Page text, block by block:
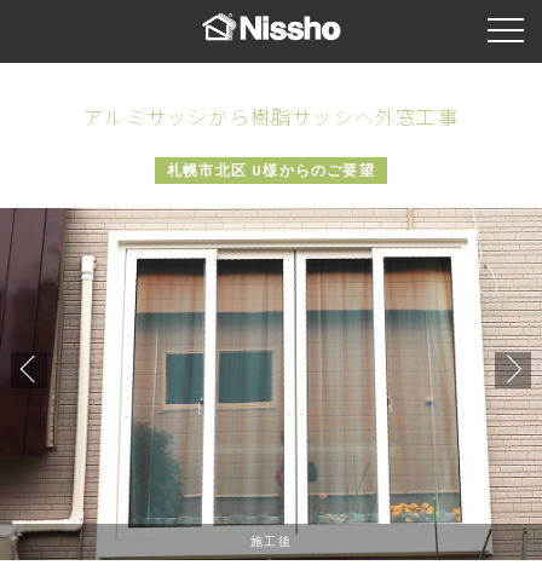
アルミサッシから樹脂サッシへ外窓工事
札幌市北区 U様からのご要望
施工後